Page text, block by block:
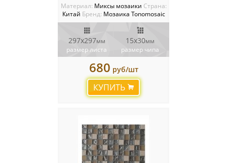
Материал: Миксы мозаики Cтрана:
Китай Бренд: Мозаика Tonomosaic
297х297мм
размер листа
15х30мм
размер чипа
680 руб/шт
КУПИТЬ